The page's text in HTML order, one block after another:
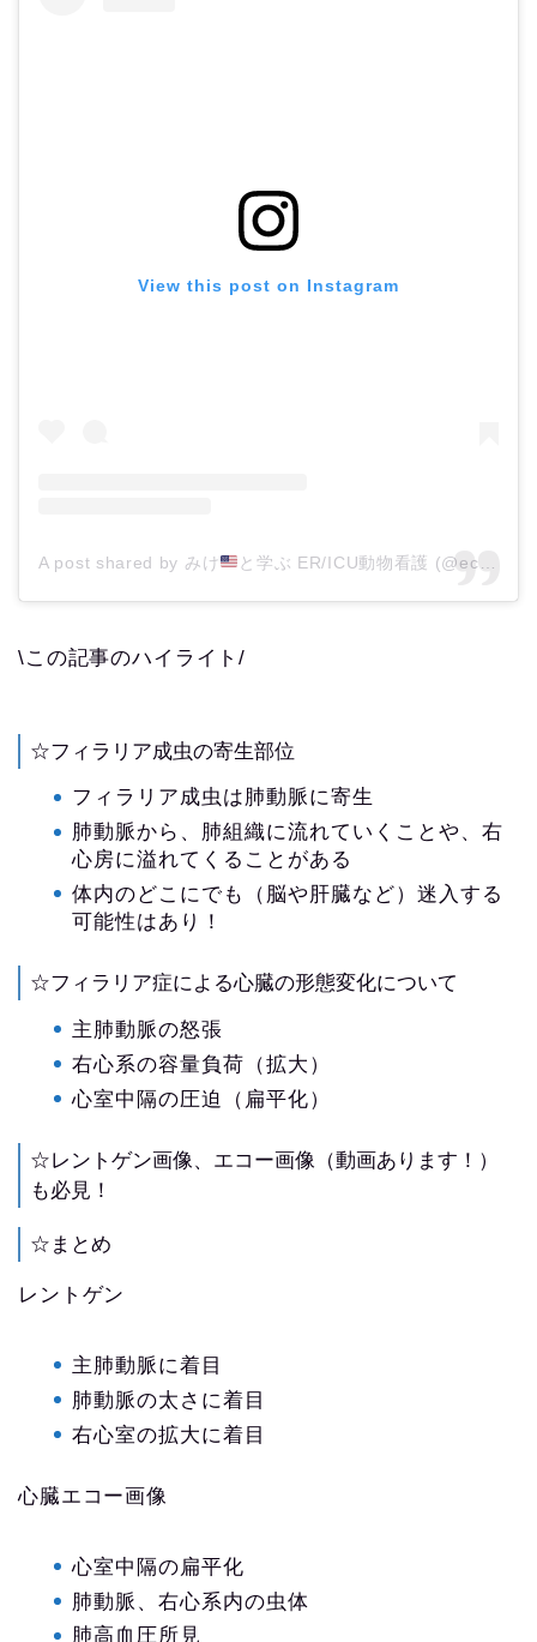
View this post on Instagram
A post shared by みけ と学ぶ ER/ICU動物看護 (@eccvet_mike)
\この記事のハイライト/
☆フィラリア成虫の寄生部位
フィラリア成虫は肺動脈に寄生
肺動脈から、肺組織に流れていくことや、右
心房に溢れてくることがある
体内のどこにでも（脳や肝臓など）迷入する
可能性はあり！
☆フィラリア症による心臓の形態変化について
主肺動脈の怒張
右心系の容量負荷（拡大）
心室中隔の圧迫（扁平化）
☆レントゲン画像、エコー画像（動画あります！）
も必見！
☆まとめ
レントゲン
主肺動脈に着目
肺動脈の太さに着目
右心室の拡大に着目
心臓エコー画像
心室中隔の扁平化
肺動脈、右心系内の虫体
肺高血圧所見